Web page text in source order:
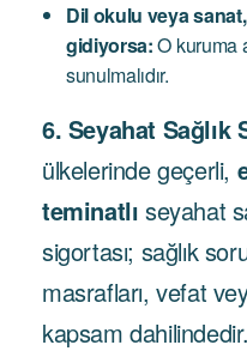
Dil okulu veya
gidiyorsa:O kuruma
sunulmalıdır.
6. Seyahat Sağlık
ülkelerinde geçerli,
teminatlı seyahat
sigortası; sağlık
masrafları, vefat
kapsam dahilindedir.